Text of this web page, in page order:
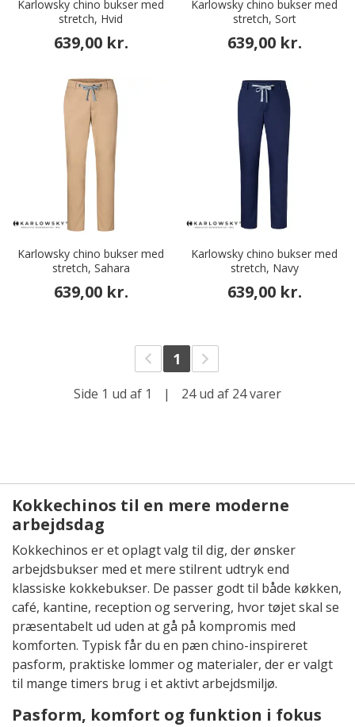
Karlowsky chino bukser med
stretch, Hvid
639,00 kr.
Karlowsky chino bukser med
stretch, Sort
639,00 kr.
Karlowsky chino bukser med
stretch, Sahara
639,00 kr.
Karlowsky chino bukser med
stretch, Navy
639,00 kr.
1
Side 1 ud af 1 | 24 ud af 24 varer
Kokkechinos til en mere moderne
arbejdsdag
Kokkechinos er et oplagt valg til dig, der ønsker
arbejdsbukser med et mere stilrent udtryk end
klassiske kokkebukser. De passer godt til både køkken,
café, kantine, reception og servering, hvor tøjet skal se
præsentabelt ud uden at gå på kompromis med
komforten. Typisk får du en pæn chino-inspireret
pasform, praktiske lommer og materialer, der er valgt
til mange timers brug i et aktivt arbejdsmiljø.
Pasform, komfort og funktion i fokus